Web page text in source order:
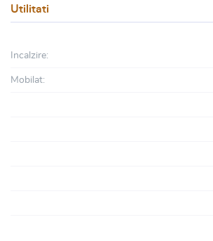
Utilitati
Incalzire:
Mobilat: